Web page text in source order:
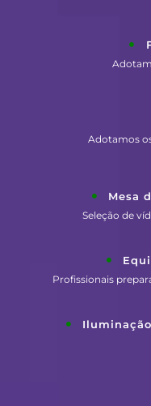
Adotamos
Mesa
Seleção de
Profissionais